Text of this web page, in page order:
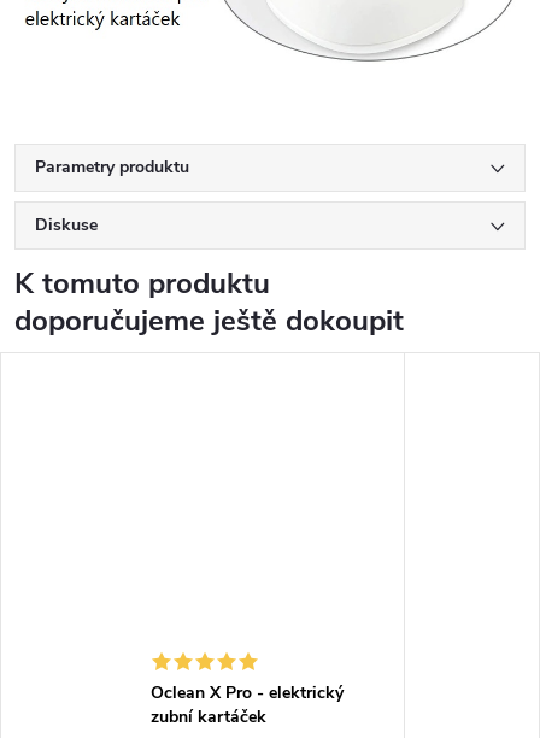
Parametry produktu
Diskuse
K tomuto produktu
doporučujeme ještě dokoupit
Oclean X Pro - elektrický
zubní kartáček